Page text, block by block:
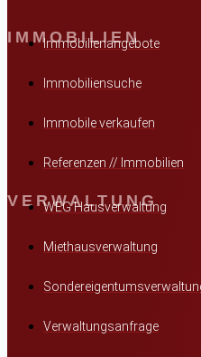
IMMOBILIEN
Immobilienangebote
Immobiliensuche
Immobile verkaufen
Referenzen // Immobilien
VERWALTUNG
WEG Hausverwaltung
Miethausverwaltung
Verwaltungsanfrage